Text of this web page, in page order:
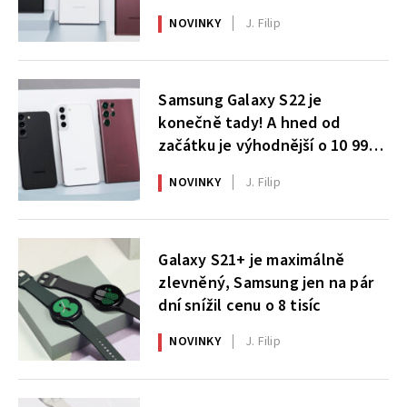
NOVINKY J. Filip
Samsung Galaxy S22 je
konečně tady! A hned od
začátku je výhodnější o 10 990
Kč
NOVINKY J. Filip
Galaxy S21+ je maximálně
zlevněný, Samsung jen na pár
dní snížil cenu o 8 tisíc
NOVINKY J. Filip